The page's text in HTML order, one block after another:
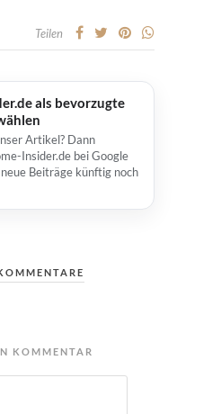
Teilen
als bevorzugte
Artikel? Dann
Insider.de bei Google
Beiträge künftig noch
KOMMENTAR